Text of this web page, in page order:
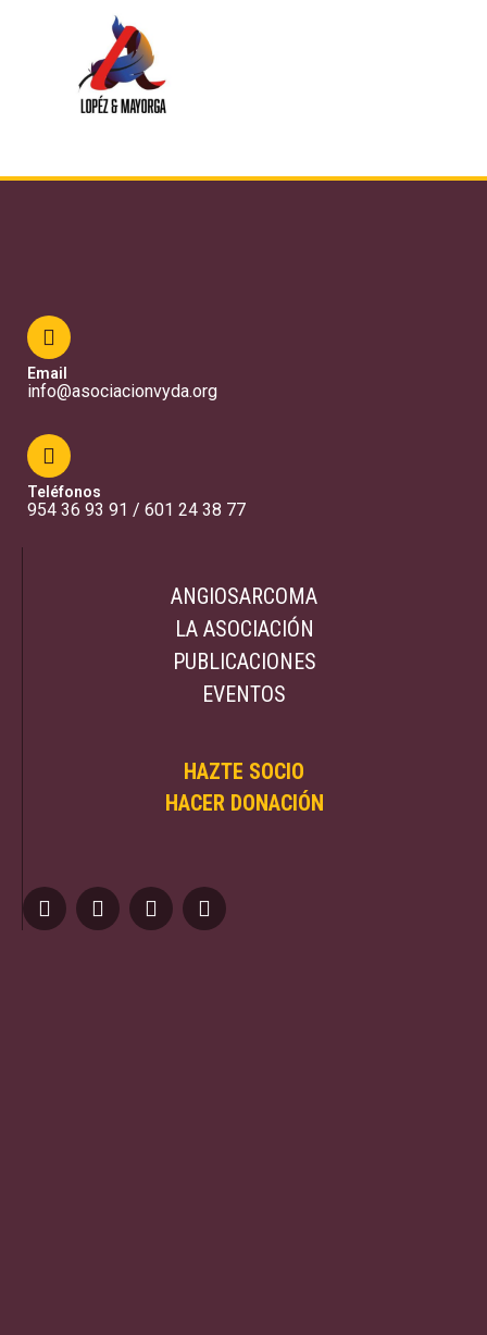
Email
info@asociacionvyda.org
Teléfonos
954 36 93 91 / 601 24 38 77
ANGIOSARCOMA
LA ASOCIACIÓN
PUBLICACIONES
EVENTOS
HAZTE SOCIO
HACER DONACIÓN